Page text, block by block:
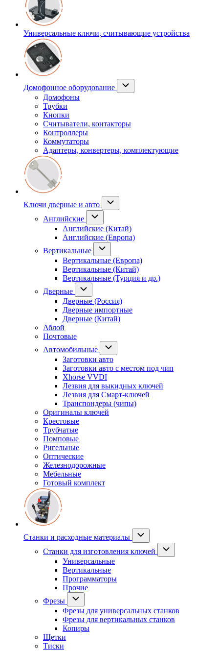
Универсальные ключи, считывающие устройства
Домофонное оборудование
Домофоны
Трубки
Кнопки
Считыватели, контакторы
Контроллеры
Коммутаторы
Адаптеры, конвертеры, комплектующие
Ключи дверные и авто
Английские
Английские (Китай)
Английские (Европа)
Вертикальные
Вертикальные (Европа)
Вертикальные (Китай)
Вертикальные (Турция и др.)
Дверные
Дверные (Россия)
Дверные импортные
Дверные (Китай)
Аблой
Почтовые
Автомобильные
Заготовки авто
Заготовки авто с местом под чип
Xhorse VVDI
Лезвия для выкидных ключей
Лезвия для Смарт-ключей
Транспондеры (чипы)
Оригиналы ключей
Крестовые
Трубчатые
Помповые
Ригельные
Оптические
Железнодорожные
Мебельные
Готовый комплект
Станки и расходные материалы
Станки для изготовления ключей
Универсальные
Вертикальные
Программаторы
Прочие
Фрезы
Фрезы для универсальных станков
Фрезы для вертикальных станков
Копиры
Щетки
Тиски